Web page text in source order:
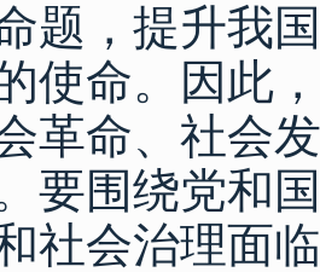
题，提升我
使命。因此
革命、社会
要围绕党和
社会治理面